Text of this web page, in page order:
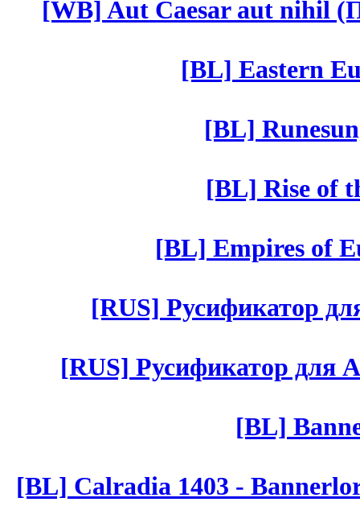
[WB] Aut Caesar aut nihil
[BL] Eastern
[BL]
[BL] Rise of
[BL] Empires of
[RUS] Русификатор
[RUS] Русификатор для
[BL]
[BL] Calradia 1403 -